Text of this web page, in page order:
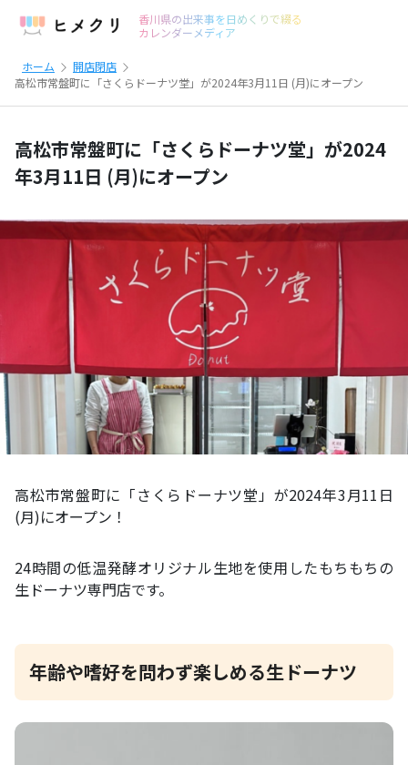
香川県の出来事を日めくりで綴る
カレンダーメディア
ホーム
開店閉店
高松市常盤町に「さくらドーナツ堂」が2024年3月11日 (月)にオープン
高松市常盤町に「さくらドーナツ堂」が2024
年3月11日 (月)にオープン
高松市常盤町に「さくらドーナツ堂」が2024年3月11日
(月)にオープン！
24時間の低温発酵オリジナル生地を使用したもちもちの
生ドーナツ専門店です。
年齢や嗜好を問わず楽しめる生ドーナツ